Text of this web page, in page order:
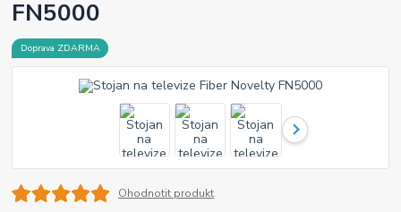
FN5000
Doprava ZDARMA
Ohodnotit produkt